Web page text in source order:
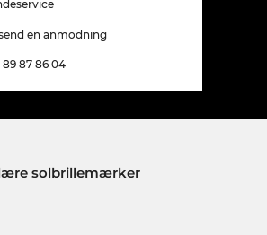
en anmodning
89 87 86 04
solbrillemærker